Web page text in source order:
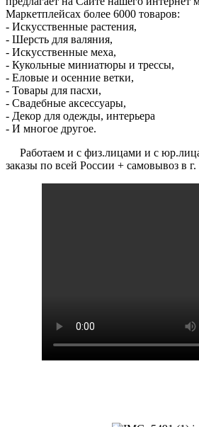
Маркетплейсах более 6000 товаров:
- Искусственные растения,
- Шерсть для валяния,
- Искусственные меха,
- Кукольные миниатюры и трессы,
- Еловые и осенние ветки,
- Товары для пасхи,
- Свадебные аксессуары,
- Декор для одежды, интерьера
- И многое другое.
Работаем и с физ.лицами и с
заказы по всей России + самовывоз в г.